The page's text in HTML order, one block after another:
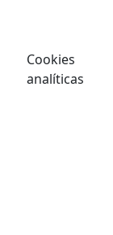
Cookies
analíticas